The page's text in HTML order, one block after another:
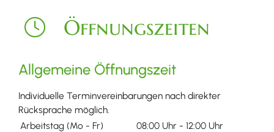
Öffnungszeiten
Allgemeine Öffnungszeit
Individuelle Terminvereinbarungen nach direkter
Rücksprache möglich.
Arbeitstag (Mo - Fr)
08:00 Uhr - 12:00 Uhr